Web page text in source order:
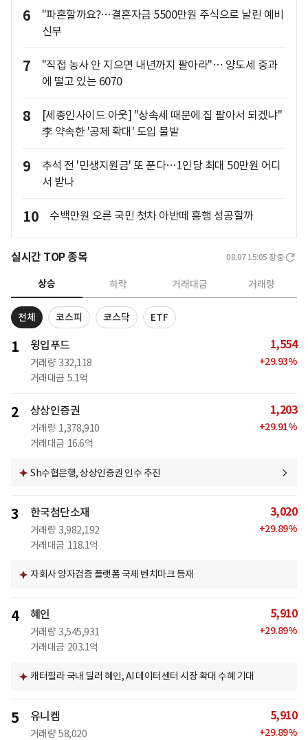
6
"파혼할까요?…결혼자금 5500만원 주식으로 날린 예비
신부
7
"직접 농사 안 지으면 내년까지 팔아라"… 양도세 중과
에 떨고 있는 6070
8
[세종인사이드 아웃] "상속세 때문에 집 팔아서 되겠냐"
李 약속한 '공제 확대' 도입 불발
9
추석 전 '민생지원금' 또 푼다…1인당 최대 50만원 어디
서 받나
10 수백만원 오른 국민 첫차 아반떼 흥행 성공할까
실시간 TOP 종목 08.07 15:05 장중
상승 하락 거래대금 거래량
전체 코스피 코스닥 ETF
1 윙입푸드
거래량 332,118
거래대금 5.1억
1,554
+29.93%
2 상상인증권
거래량 1,378,910
거래대금 16.6억
1,203
+29.91%
Sh수협은행, 상상인증권 인수 추진
3 한국첨단소재
거래량 3,982,192
거래대금 118.1억
3,020
+29.89%
자회사 양자검증 플랫폼 국제 벤치마크 등재
4 혜인
거래량 3,545,931
거래대금 203.1억
5,910
+29.89%
캐터필라 국내 딜러 혜인, AI 데이터센터 시장 확대 수혜 기대
5 유니켐
거래량 58,020
5,910
+29.89%